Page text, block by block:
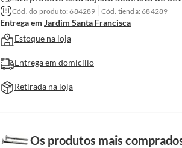
Cód. do produto: 684289 Cód. tienda: 684289
Entrega em Jardim Santa Francisca
Estoque na loja
Entrega em domicílio
Retirada na loja
Os produtos mais